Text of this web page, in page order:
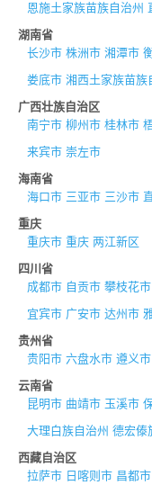
恩施土家族苗族自治州
湖南省
长沙市 株洲市 湘潭市
娄底市 湘西土家族苗族
广西壮族自治区
南宁市 柳州市 桂林市
来宾市 崇左市
海南省
海口市 三亚市 三沙市
重庆
重庆市 重庆 两江新区
四川省
成都市 自贡市 攀枝花市
宜宾市 广安市 达州市
贵州省
贵阳市 六盘水市 遵义市
云南省
昆明市 曲靖市 玉溪市
大理白族自治州 德宏傣
西藏自治区
拉萨市 日喀则市 昌都市